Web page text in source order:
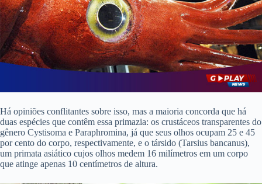
Há opiniões conflitantes sobre isso, mas a maioria concorda que há
duas espécies que contêm essa primazia: os crustáceos transparentes do
gênero Cystisoma e Paraphromina, já que seus olhos ocupam 25 e 45
por cento do corpo, respectivamente, e o társido (Tarsius bancanus),
um primata asiático cujos olhos medem 16 milímetros em um corpo
que atinge apenas 10 centímetros de altura.